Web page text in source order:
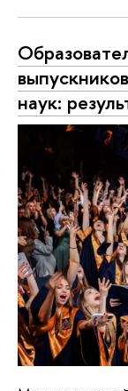
наук: